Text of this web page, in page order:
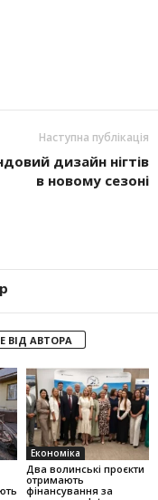
Наступна публікація
дизайн нігтів
в новому сезоні
ВІД АВТОРА
Економіка
Два волинські проєкти
отримають
фінансування за